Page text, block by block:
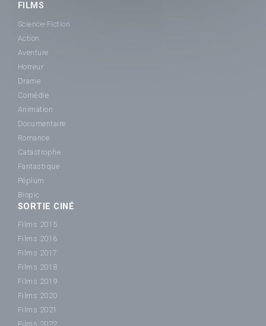
FILMS
Science-Fiction
Action
Aventure
Horreur
Drame
Comédie
Animation
Documentaire
Romance
Catastrophe
Fantastique
Péplum
Biopic
SORTIE CINÉ
Films 2015
Films 2016
Films 2017
Films 2018
Films 2019
Films 2020
Films 2021
Films 2022